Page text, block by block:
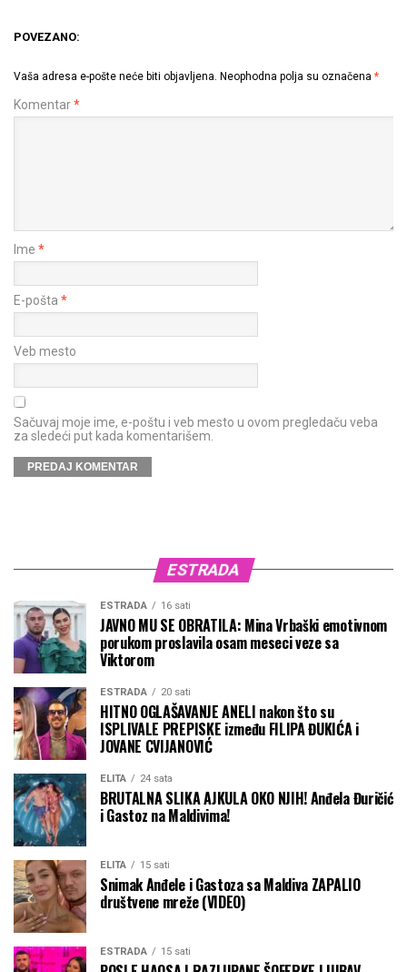
POVEZANO:
Vaša adresa e-pošte neće biti objavljena. Neophodna polja su označena *
Komentar*
Ime *
E-pošta *
Veb mesto
Sačuvaj moje ime, e-poštu i veb mesto u ovom pregledaču veba
za sledeći put kada komentarišem.
ESTRADA
ESTRADA 16 sati
JAVNO MU SE OBRATILA: Mina Vrbaški emotivnom
porukom proslavila osam meseci veze sa
Viktorom
ESTRADA 20 sati
HITNO OGLAŠAVANJE ANELI nakon što su
ISPLIVALE PREPISKE između FILIPA ĐUKIĆA i
JOVANE CVIJANOVIĆ
ELITA 24 sata
BRUTALNA SLIKA AJKULA OKO NJIH! Anđela Đuričić
i Gastoz na Maldivima!
ELITA 15 sati
Snimak Anđele i Gastoza sa Maldiva ZAPALIO
društvene mreže (VIDEO)
ESTRADA 15 sati